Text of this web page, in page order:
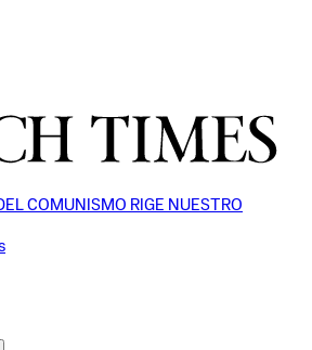
COMUNISMO RIGE NUESTRO